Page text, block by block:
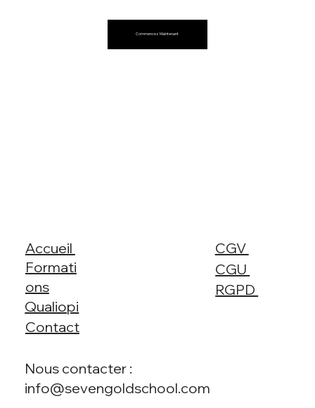
Commencez Maintenant
Accueil
Formati
ons
Qualiopi
Contact
Nous contacter :
info@sevengoldschool.com
CGV
CGU
RGPD